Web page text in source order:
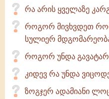
რა არის ყველაზე
როგორ მივხვდეთ
სულიერ
როგორ უნდა
კიდევ რა უნდა
ზოგჯერ ადამიანი